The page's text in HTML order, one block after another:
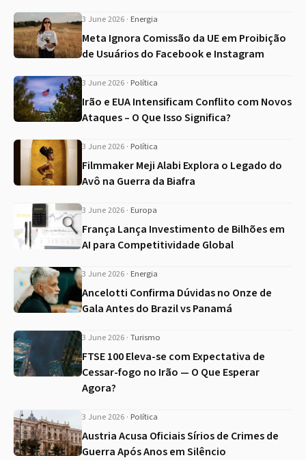
3 June 2026 · Energia
Meta Ignora Comissão da UE em Proibição
de Usuários do Facebook e Instagram
3 June 2026 · Política
Irão e EUA Intensificam Conflito com Novos
Ataques – O Que Isso Significa?
3 June 2026 · Política
Filmmaker Meji Alabi Explora o Legado do
Avô na Guerra da Biafra
3 June 2026 · Europa
França Lança Investimento de Bilhões em
AI para Competitividade Global
3 June 2026 · Energia
Ancelotti Confirma Dúvidas no Onze de
Gala Antes do Brazil vs Panamá
3 June 2026 · Turismo
FTSE 100 Eleva-se com Expectativa de
Cessar-fogo no Irão — O Que Esperar
Agora?
3 June 2026 · Política
Austria Acusa Oficiais Sírios de Crimes de
Guerra Após Anos em Silêncio